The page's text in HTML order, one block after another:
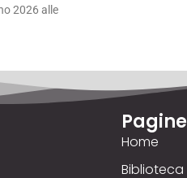
2026 alle
Pagine
Home
Biblioteca